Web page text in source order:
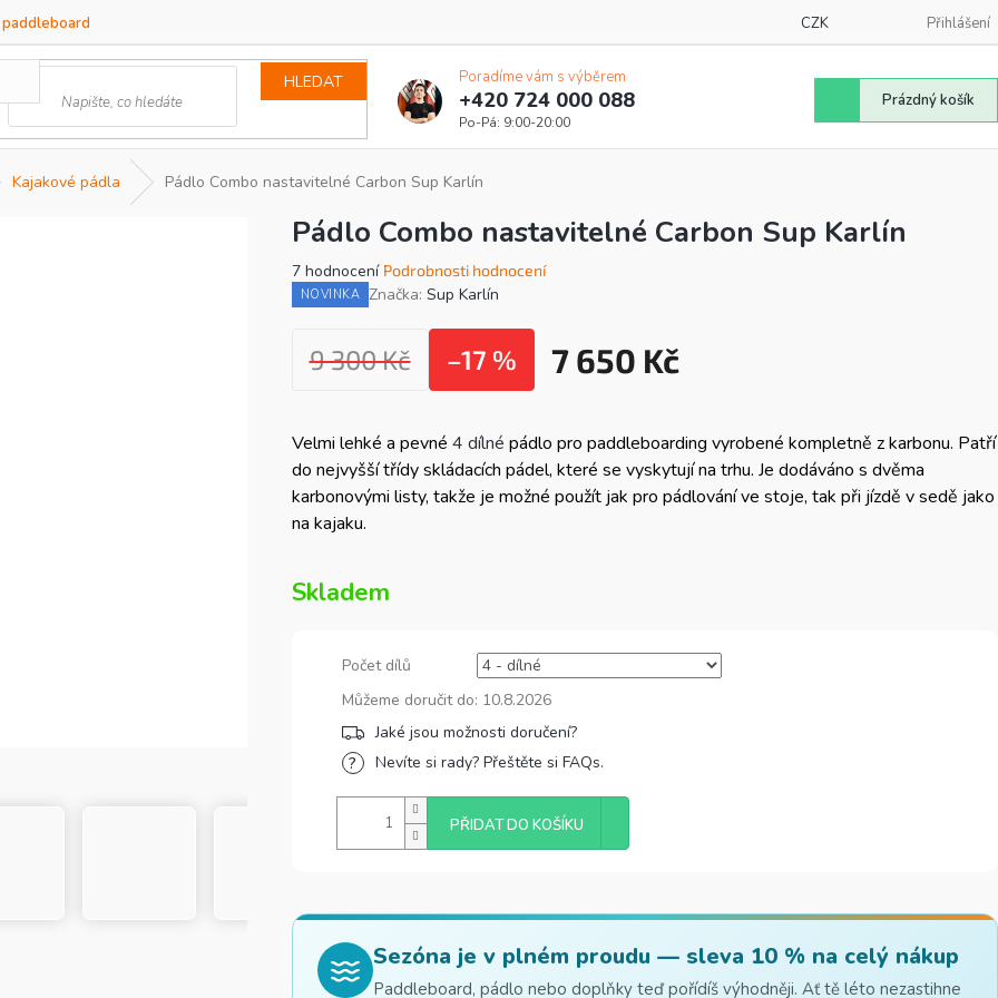
paddleboard CZK Přihlášení
HLEDAT Poradíme vám s výběrem
+420 724 000 088
Nákupní
košík
Prázdný košík
Kajakové pádla Pádlo Combo nastavitelné Carbon Sup Karlín
Pádlo Combo nastavitelné Carbon Sup Karlín
NOVINKA
Průměrné
hodnocení
produktu
4,1
7 hodnocení Podrobnosti hodnocení
Značka: Sup Karlín
9 300 Kč –17 % 7 650 Kč
Skladem
Počet dílů
Můžeme doručit do: 10.8.2026
Nevíte si rady? Přeštěte si FAQs.
PŘIDAT DO KOŠÍKU
Sezóna je v plném proudu — sleva 10 % na celý nákup
Paddleboard, pádlo nebo doplňky teď pořídíš výhodněji. Ať tě léto nezastihne
Velmi lehké a pevné 4 dílné pádlo pro paddleboarding vyrobené kompletně z karbonu. Patří
do nejvyšší třídy skládacích pádel, které se vyskytují na trhu. Je dodáváno s dvěma
karbonovými listy, takže je možné použít jak pro pádlování ve stoje, tak při jízdě v sedě jako
na kajaku.